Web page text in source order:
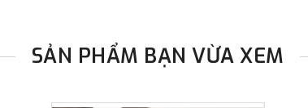
SẢN PHẨM BẠN VỪA XEM